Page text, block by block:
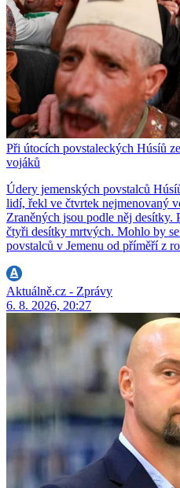
Při útocích povstaleckých Húsíů
vojáků
Údery jemenských povstalců
lidí, řekl ve čtvrtek nejmenovaný
Zraněných jsou podle něj desítky.
čtyři desítky mrtvých. Mohlo by
povstalců v Jemenu od příměří z
Aktuálně.cz - Zprávy
6. 8. 2026, 20:27